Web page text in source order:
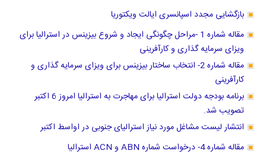
بازگشایی مجدد اسپانسری ایالت ویکتوریا
مقاله شماره 1 -مراحل چگونگی ایجاد و شروع بیزینس در استرالیا برای
ویزای سرمایه گذاری و کارآفرینی
مقاله شماره 2- انتخاب ساختار بیزینس برای ویزای سرمایه گذاری و
کارآفرینی
برنامه بودجه دولت استرالیا برای مهاجرت به استرالیا امروز 6 اکتبر
تصویب شد.
انتشار لیست مشاغل مورد نیاز استرالیای جنوبی در اواسط اکتبر
مقاله شماره 4- درخواست شماره ABN و ACN استرالیا